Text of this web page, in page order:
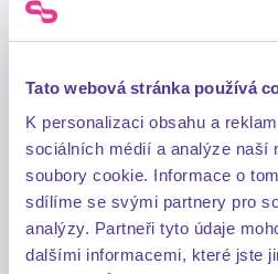
Tato webová stránka používá
K personalizaci obsahu a
sociálních médií a analýze naší
soubory cookie. Informace o
sdílíme se svými partnery pro
analýzy. Partneři tyto údaje
dalšími informacemi, které jste
vztahu s klientem vždy
v jeho tváři pokaždé
smile“. Přečtěte si, jak
posílili a jak jsme se
zlepšením interní
rovnátek. Protože i o